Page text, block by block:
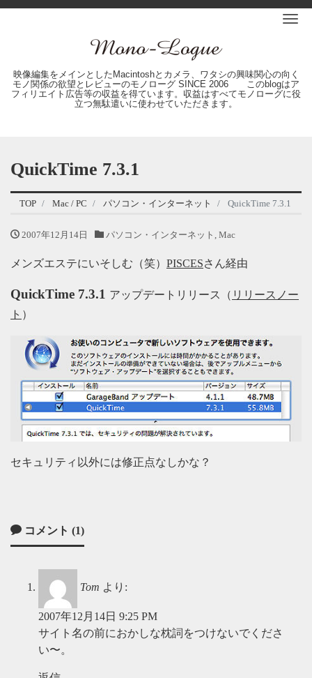
映像編集をメインとしたMacintoshとカメラ、ワタシの興味関心の向く
モノ関係の欲望とレビューのモノローグ SINCE 2006 このblogはア
フィリエイト広告等の収益を得ています。収益はすべてモノローグに役
立つ無駄遣いに使わせていただきます。
QuickTime 7.3.1
TOP Mac / PC パソコン・インターネット QuickTime 7.3.1
2007年12月14日 パソコン・インターネット , Mac
メンズエステにいそしむ（笑） PISCESさん経由
QuickTime 7.3.1 アップデートリリース（ リリースノー
ト ）
セキュリティ以外には修正点なしかな？
コメント (1)
Tom より:
2007年12月14日 9:25 PM
サイト名の前におかしな枕詞をつけないでくださ
い〜。